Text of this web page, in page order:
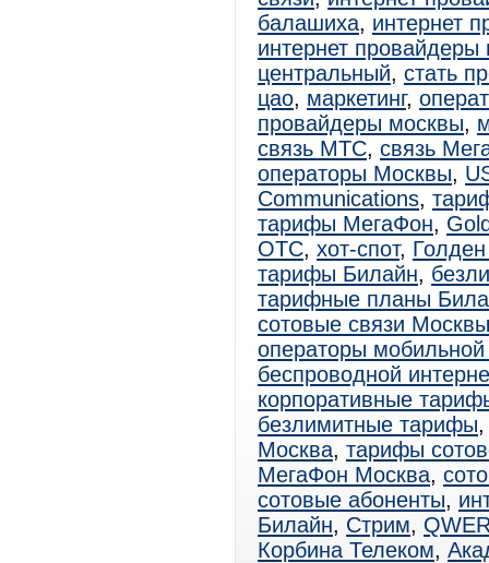
балашиха, интернет
интернет провайдеры
центральный, стать
цао, маркетинг,
провайдеры москвы,
связь МТС, связь
операторы Москвы,
Communications,
тарифы МегаФон,
ОТС, хот-спот,
тарифы Билайн,
тарифные планы
сотовые связи Москвы
операторы мобильной
беспроводной
корпоративные
безлимитные тарифы
Москва, тарифы
МегаФон Москва,
сотовые абоненты,
Билайн, Стрим,
Корбина Телеком,